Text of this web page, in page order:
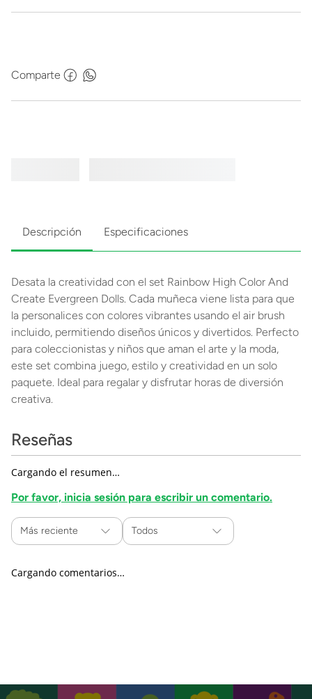
Comparte
Descripción Especificaciones
Desata la creatividad con el set Rainbow High Color And
Create Evergreen Dolls. Cada muñeca viene lista para que
la personalices con colores vibrantes usando el air brush
incluido, permitiendo diseños únicos y divertidos. Perfecto
para coleccionistas y niños que aman el arte y la moda,
este set combina juego, estilo y creatividad en un solo
paquete. Ideal para regalar y disfrutar horas de diversión
creativa.
Reseñas
Cargando el resumen…
Por favor, inicia sesión para escribir un comentario.
Más reciente Todos
Cargando comentarios…